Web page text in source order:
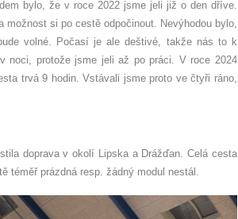
bylo, že v roce 2022 jsme jeli již o den dříve.
si po cestě odpočinout. Nevýhodou bylo,
volné. Počasí je ale deštivé, takže nás to k
noci, protože jsme jeli až po práci. V roce 2024
trvá 9 hodin. Vstávali jsme proto ve čtyři ráno,
doprava v okolí Lipska a Drážďan. Celá cesta
téměř prázdná resp. žádný modul nestál.